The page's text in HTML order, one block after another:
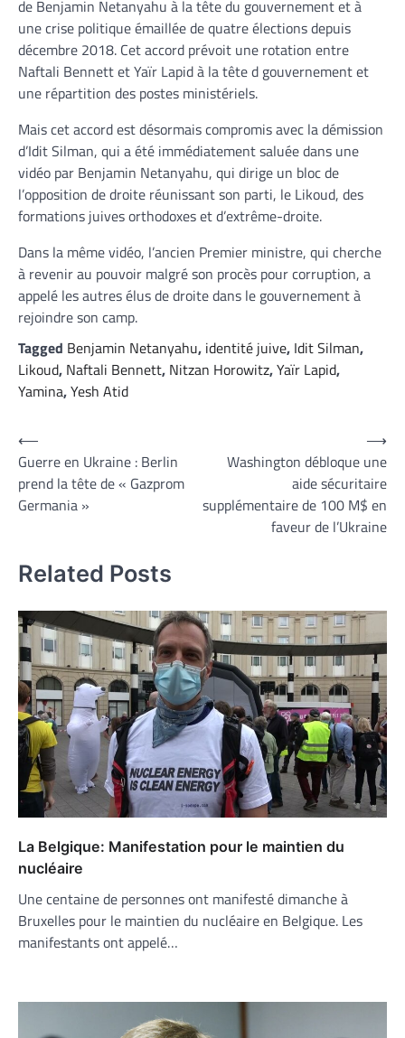
de Benjamin Netanyahu à la tête du gouvernement et à
une crise politique émaillée de quatre élections depuis
décembre 2018. Cet accord prévoit une rotation entre
Naftali Bennett et Yaïr Lapid à la tête d gouvernement et
une répartition des postes ministériels.
Mais cet accord est désormais compromis avec la démission
d’Idit Silman, qui a été immédiatement saluée dans une
vidéo par Benjamin Netanyahu, qui dirige un bloc de
l’opposition de droite réunissant son parti, le Likoud, des
formations juives orthodoxes et d’extrême-droite.
Dans la même vidéo, l’ancien Premier ministre, qui cherche
à revenir au pouvoir malgré son procès pour corruption, a
appelé les autres élus de droite dans le gouvernement à
rejoindre son camp.
Tagged Benjamin Netanyahu, identité juive, Idit Silman,
Likoud, Naftali Bennett, Nitzan Horowitz,Yaïr Lapid,
Yamina,Yesh Atid
Navigation
de
l’article
⟵
Guerre en Ukraine : Berlin
prend la tête de « Gazprom
Germania »
Washington débloque une
aide sécuritaire
supplémentaire de 100 M$ en
faveur de l’Ukraine
⟶
Related Posts
La Belgique: Manifestation pour le maintien du
nucléaire
Une centaine de personnes ont manifesté dimanche à
Bruxelles pour le maintien du nucléaire en Belgique. Les
manifestants ont appelé…